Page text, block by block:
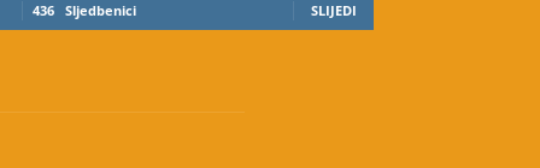
436 Sljedbenici SLIJEDI